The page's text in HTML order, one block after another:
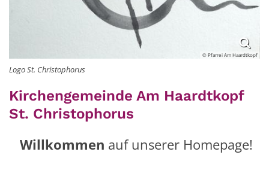
© Pfarrei Am Haardtkopf
Logo St. Christophorus
Kirchengemeinde Am Haardtkopf
St. Christophorus
Willkommen auf unserer Homepage!